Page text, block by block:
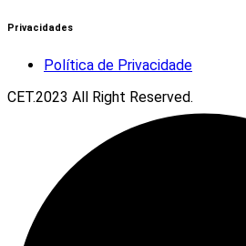
Privacidades
Política de Privacidade
CET.2023 All Right Reserved.